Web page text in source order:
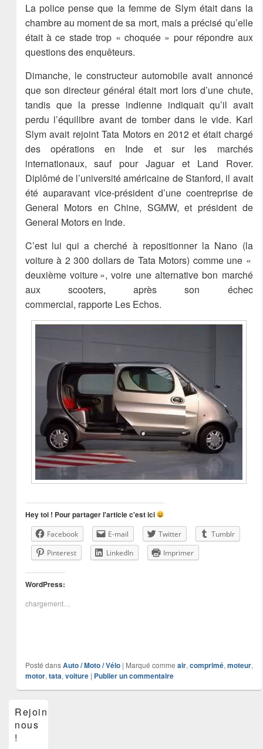
La police pense que la femme de Slym était dans la
chambre au moment de sa mort, mais a précisé qu’elle
était à ce stade trop « choquée » pour répondre aux
questions des enquêteurs.
Dimanche, le constructeur automobile avait annoncé
que son directeur général était mort lors d’une chute,
tandis que la presse indienne indiquait qu’il avait
perdu l’équilibre avant de tomber dans le vide. Karl
Slym avait rejoint Tata Motors en 2012 et était chargé
des opérations en Inde et sur les marchés
internationaux, sauf pour Jaguar et Land Rover.
Diplômé de l’université américaine de Stanford, il avait
été auparavant vice-président d’une coentreprise de
General Motors en Chine, SGMW, et président de
General Motors en Inde.
C’est lui qui a cherché à repositionner la Nano (la
voiture à 2 300 dollars de Tata Motors) comme une «
deuxième voiture », voire une alternative bon marché
aux scooters, après son échec
commercial, rapporte Les Echos.
Hey toi ! Pour partager l'article c'est ici
Facebook E-mail Twitter
Tumblr
Pinterest
LinkedIn Imprimer
WordPress:
chargement…
Posté dans Auto / Moto / Vélo | Marqué comme air, comprimé, moteur,
motor, tata, voiture | Publier un commentaire
principale
de
widget
Rejoins-
nous
!